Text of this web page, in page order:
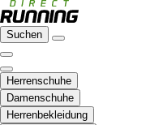
Suchen
Herrenschuhe
Damenschuhe
Herrenbekleidung